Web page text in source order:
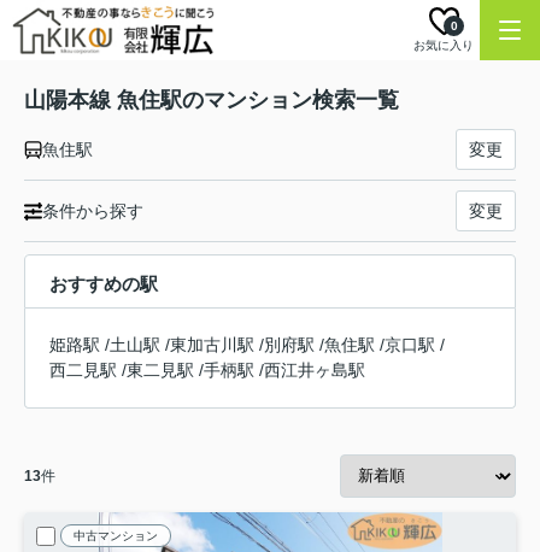
お気に入り
0
山陽本線 魚住駅のマンション検索一覧
魚住駅 変更
条件から探す 変更
おすすめの駅
姫路駅 /土山駅 /東加古川駅 /別府駅 /魚住駅 /京口駅 /
西二見駅 /東二見駅 /手柄駅 /西江井ヶ島駅
13件
中古マンション